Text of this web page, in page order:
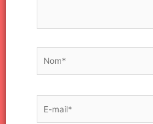
mail*